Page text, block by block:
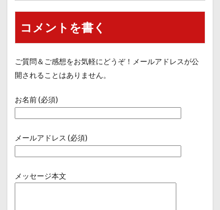
コメントを書く
ご質問＆ご感想をお気軽にどうぞ！メールアドレスが公
開されることはありません。
お名前 (必須)
メールアドレス (必須)
メッセージ本文